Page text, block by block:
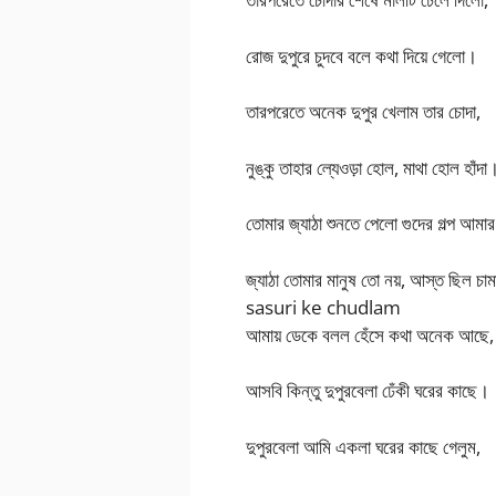
রোজ দুপুরে চুদবে বলে কথা দিয়ে গেলো।
তারপরেতে অনেক দুপুর খেলাম তার চোদা,
নুঙ্কু তাহার ল্যেওড়া হোল, মাথা হোল হাঁদা।
তোমার জ্যাঠা শুনতে পেলো গুদের গল্প আমার
জ্যাঠা তোমার মানুষ তো নয়, আস্ত ছিল
sasuri ke chudlam
আমায় ডেকে বলল হেঁসে কথা অনেক আছে,
আসবি কিন্তু দুপুরবেলা ঢেঁকী ঘরের কাছে।
দুপুরবেলা আমি একলা ঘরের কাছে গেলুম,